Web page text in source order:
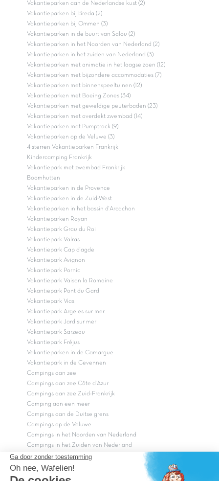
Vakantieparken aan de Nederlandse kust (2)
Vakantieparken bij Breda (2)
Vakantieparken bij Ommen (3)
Vakantieparken in de buurt van Salou (2)
Vakantieparken in het Noorden van Nederland (2)
Vakantieparken in het zuiden van Nederland (3)
Vakantieparken met animatie in het laagseizoen (12)
Vakantieparken met bijzondere accommodaties (7)
Vakantieparken met binnenspeeltuinen (12)
Vakantieparken met Boeing Zones (34)
Vakantieparken met geweldige peuterbaden (23)
Vakantieparken met overdekt zwembad (14)
Vakantieparken met Pumptrack (9)
Vakantieparken op de Veluwe (3)
4 sterren Vakantieparken Frankrijk
Kindercamping Frankrijk
Vakantiepark met zwembad Frankrijk
Boomhutten
Vakantieparken in de Provence
Vakantieparken in de Zuid-West
Vakantieparken in het bassin d'Arcachon
Vakantieparken Royan
Vakantiepark Grau du Roi
Vakantiepark Valras
Vakantiepark Cap d'agde
Vakantiepark Avignon
Vakantiepark Pornic
Vakantiepark Vaison la Romaine
Vakantiepark Pont du Gard
Vakantiepark Vias
Vakantiepark Argeles sur mer
Vakantiepark Jard sur mer
Vakantiepark Sarzeau
Vakantiepark Fréjus
Vakantieparken in de Camargue
Vakantiepark in de Cevennen
Campings aan zee
Campings aan zee Côte d'Azur
Campings aan zee Zuid-Frankrijk
Camping aan een meer
Campings aan de Duitse grens
Campings op de Veluwe
Campings in het Noorden van Nederland
Campings in het Zuiden van Nederland
Copyright Capfun 2026 ©
Bij Capfun solliciteren